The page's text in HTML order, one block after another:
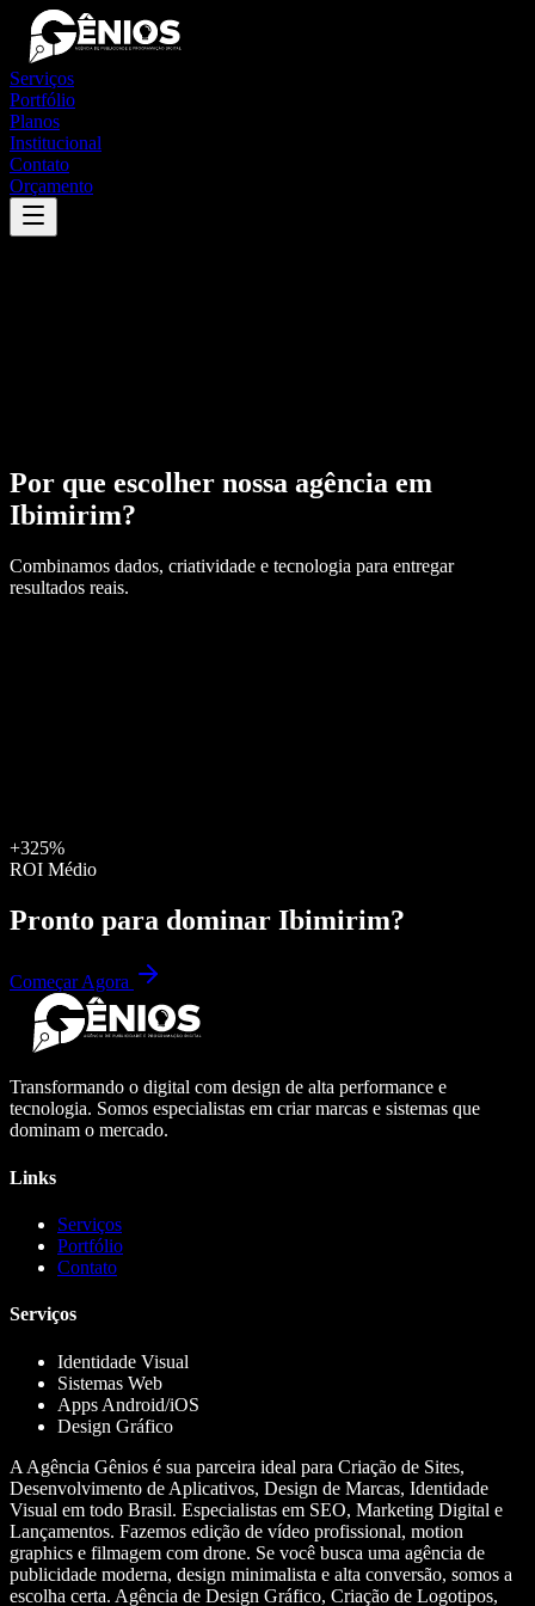
Serviços
Portfólio
Planos
Institucional
Contato
Orçamento
Por que escolher nossa agência em
Ibimirim?
Combinamos dados, criatividade e tecnologia para entregar
resultados reais.
+325%
ROI Médio
Pronto para dominar Ibimirim?
Começar Agora
Transformando o digital com design de alta performance e
tecnologia. Somos especialistas em criar marcas e sistemas que
dominam o mercado.
Links
Serviços
Portfólio
Contato
Serviços
Identidade Visual
Sistemas Web
Apps Android/iOS
Design Gráfico
A Agência Gênios é sua parceira ideal para Criação de Sites,
Desenvolvimento de Aplicativos, Design de Marcas, Identidade
Visual em todo Brasil. Especialistas em SEO, Marketing Digital e
Lançamentos. Fazemos edição de vídeo profissional, motion
graphics e filmagem com drone. Se você busca uma agência de
publicidade moderna, design minimalista e alta conversão, somos a
escolha certa. Agência de Design Gráfico, Criação de Logotipos,